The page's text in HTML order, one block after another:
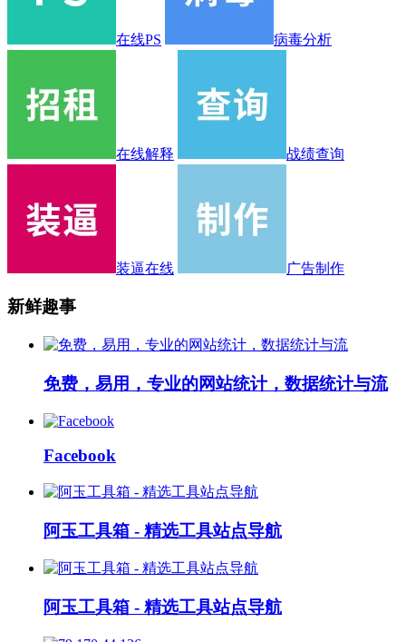
在线PS 病毒分析
在线解释 战绩查询
装逼在线 广告制作
新鲜趣事
免费，易用，专业的网站统计，数据统计与流
Facebook
阿玉工具箱 - 精选工具站点导航
阿玉工具箱 - 精选工具站点导航